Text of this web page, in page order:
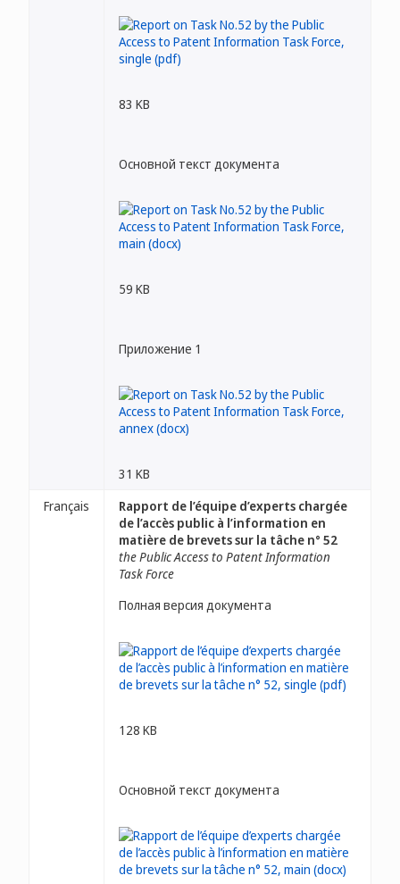
83 KB
Основной текст документа
59 KB
Приложение 1
31 KB
Français
Rapport de l’équipe d’experts chargée
de l’accès public à l’information en
matière de brevets sur la tâche n° 52
the Public Access to Patent Information
Task Force
Полная версия документа
128 KB
Основной текст документа